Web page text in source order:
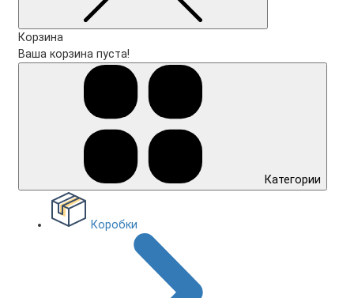
Корзина
Ваша корзина пуста!
Категории
Коробки